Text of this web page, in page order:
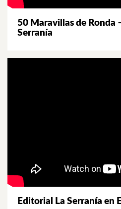
50 Maravillas de Ronda
Serranía
Editorial La Serranía en